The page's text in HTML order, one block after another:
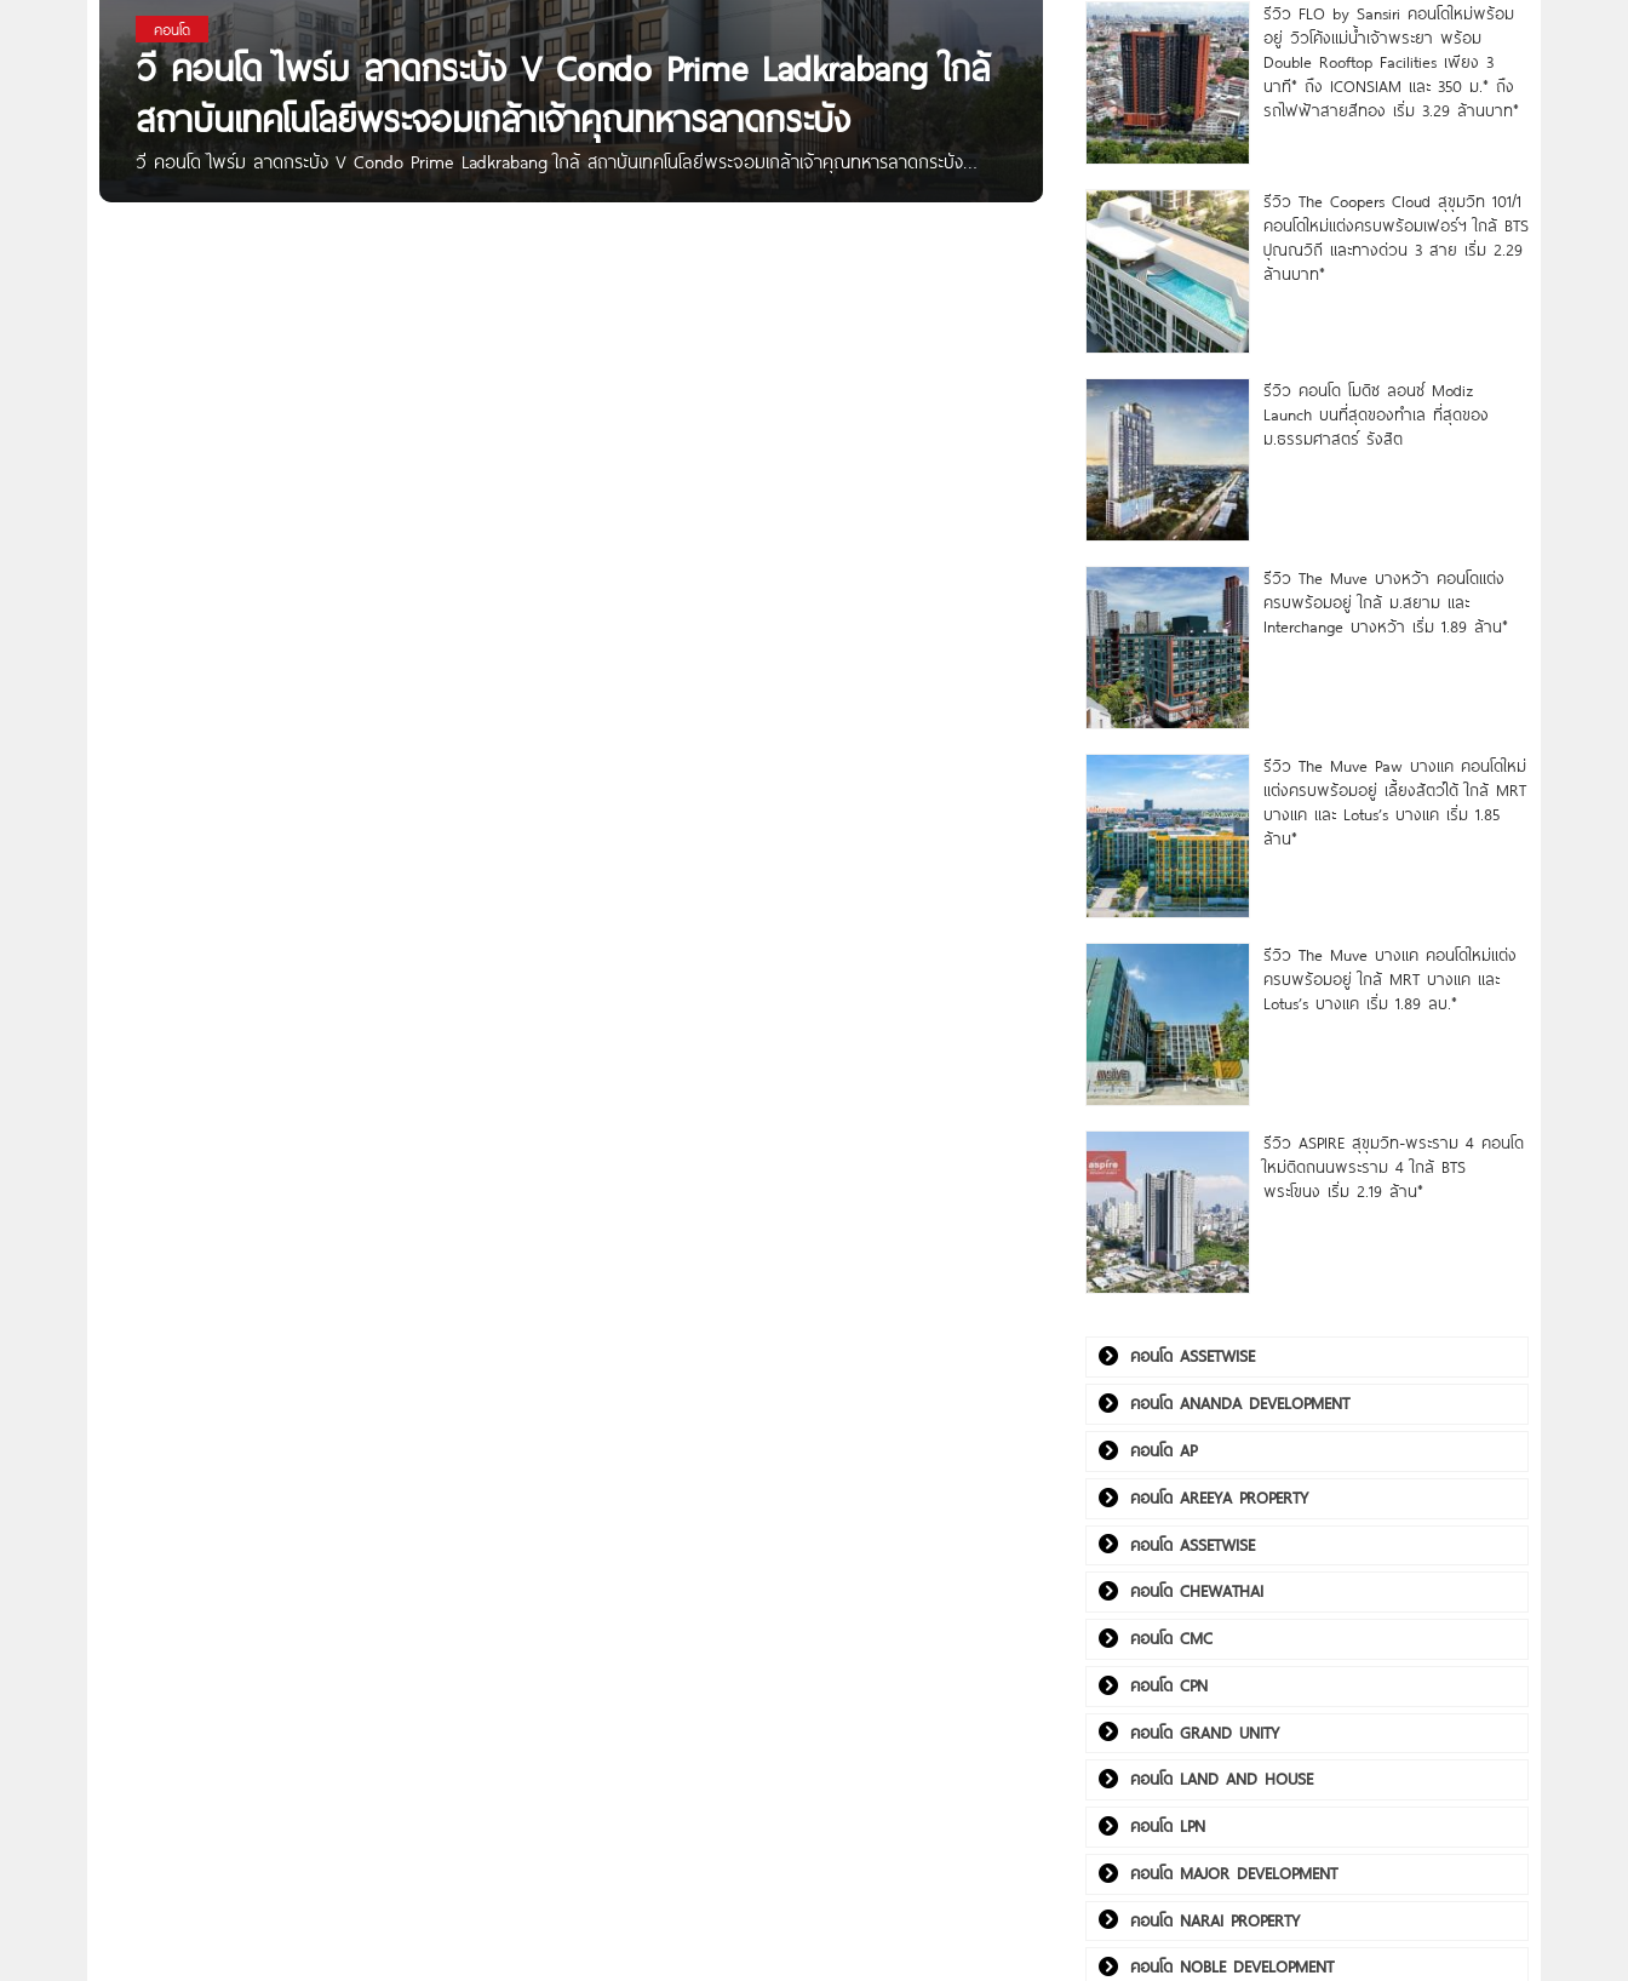
คอนโด
วี คอนโด ไพร์ม ลาดกระบัง V Condo Prime Ladkrabang ใกล้
สถาบันเทคโนโลยีพระจอมเกล้าเจ้าคุณทหารลาดกระบัง
วี คอนโด ไพร์ม ลาดกระบัง V Condo Prime Ladkrabang ใกล้ สถาบันเทคโนโลยีพระจอมเกล้าเจ้าคุณทหารลาดกระบัง
ราคาเริ่มต้น 1.15 ล้านบาท* V Condo Prime ลาดกระบัง คอนโดโครงการใหม่ จาก บริษัท วี.วี.พร๊อพเพอร์ตี้ กรุ๊ป จำกัด
รีวิว FLO by Sansiri คอนโดใหม่พร้อม
อยู่ วิวโค้งแม่น้ำเจ้าพระยา พร้อม
Double Rooftop Facilities เพียง 3
นาที* ถึง ICONSIAM และ 350 ม.* ถึง
รถไฟฟ้าสายสีทอง เริ่ม 3.29 ล้านบาท*
รีวิว The Coopers Cloud สุขุมวิท 101/1
คอนโดใหม่แต่งครบพร้อมเฟอร์ฯ ใกล้ BTS
ปุณณวิถี และทางด่วน 3 สาย เริ่ม 2.29
ล้านบาท*
รีวิว คอนโด โมดิซ ลอนซ์ Modiz
Launch บนที่สุดของทำเล ที่สุดของ
ม.ธรรมศาสตร์ รังสิต
รีวิว The Muve บางหว้า คอนโดแต่ง
ครบพร้อมอยู่ ใกล้ ม.สยาม และ
Interchange บางหว้า เริ่ม 1.89 ล้าน*
รีวิว The Muve Paw บางแค คอนโดใหม่
แต่งครบพร้อมอยู่ เลี้ยงสัตว์ได้ ใกล้ MRT
บางแค และ Lotus’s บางแค เริ่ม 1.85
ล้าน*
รีวิว The Muve บางแค คอนโดใหม่แต่ง
ครบพร้อมอยู่ ใกล้ MRT บางแค และ
Lotus’s บางแค เริ่ม 1.89 ลบ.*
รีวิว ASPIRE สุขุมวิท-พระราม 4 คอนโด
ใหม่ติดถนนพระราม 4 ใกล้ BTS
พระโขนง เริ่ม 2.19 ล้าน*
คอนโด ASSETWISE
คอนโด ANANDA DEVELOPMENT
คอนโด AP
คอนโด AREEYA PROPERTY
คอนโด ASSETWISE
คอนโด CHEWATHAI
คอนโด CMC
คอนโด CPN
คอนโด GRAND UNITY
คอนโด LAND AND HOUSE
คอนโด LPN
คอนโด MAJOR DEVELOPMENT
คอนโด NARAI PROPERTY
คอนโด NOBLE DEVELOPMENT